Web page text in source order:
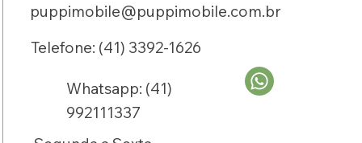
puppimobile@puppimobile.com.br
Telefone: (41) 3392-1626
Whatsapp: (41)
992111337